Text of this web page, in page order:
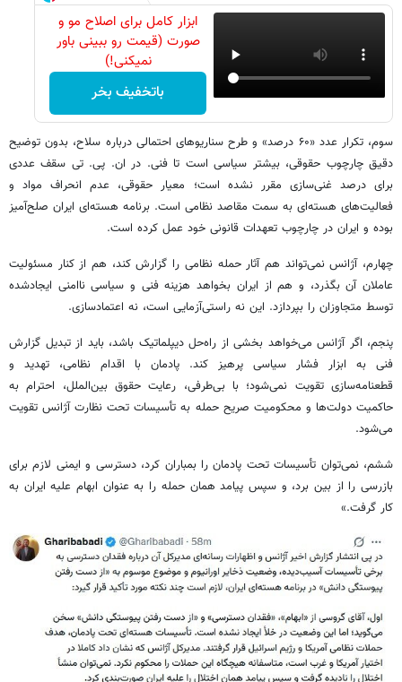
ابزار کامل برای اصلاح مو و
صورت (قیمت رو ببینی باور
نمیکنی!)
باتخفیف بخر
سوم، تکرار عدد «۶۰ درصد» و طرح سناریوهای احتمالی درباره سلاح، بدون توضیح
دقیق چارچوب حقوقی، بیشتر سیاسی است تا فنی. در ان. پی. تی سقف عددی
برای درصد غنی‌سازی مقرر نشده است؛ معیار حقوقی، عدم انحراف مواد و
فعالیت‌های هسته‌ای به سمت مقاصد نظامی است. برنامه هسته‌ای ایران صلح‌آمیز
بوده و ایران در چارچوب تعهدات قانونی خود عمل کرده است.
چهارم، آژانس نمی‌تواند هم آثار حمله نظامی را گزارش کند، هم از کنار مسئولیت
عاملان آن بگذرد، و هم از ایران بخواهد هزینه فنی و سیاسی ناامنی ایجادشده
توسط متجاوزان را بپردازد. این نه راستی‌آزمایی است، نه اعتمادسازی.
پنجم، اگر آژانس می‌خواهد بخشی از راه‌حل دیپلماتیک باشد، باید از تبدیل گزارش
فنی به ابزار فشار سیاسی پرهیز کند. پادمان با اقدام نظامی، تهدید و
قطعنامه‌سازی تقویت نمی‌شود؛ با بی‌طرفی، رعایت حقوق بین‌الملل، احترام به
حاکمیت دولت‌ها و محکومیت صریح حمله به تأسیسات تحت نظارت آژانس تقویت
می‌شود.
ششم، نمی‌توان تأسیسات تحت پادمان را بمباران کرد، دسترسی و ایمنی لازم برای
بازرسی را از بین برد، و سپس پیامد همان حمله را به عنوان ابهام علیه ایران به
کار گرفت.»